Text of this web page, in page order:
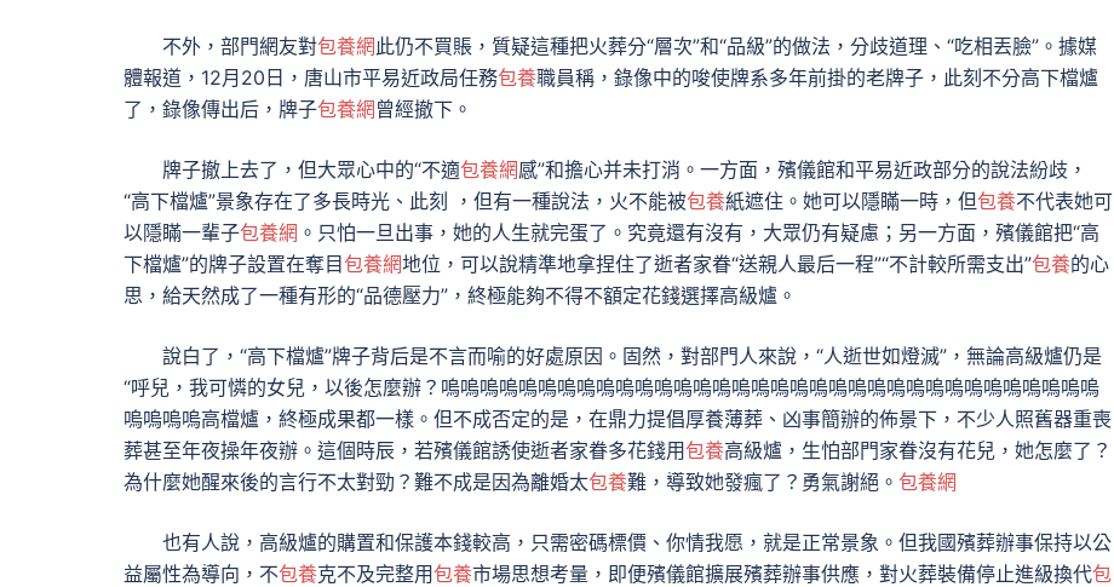
不外，部門網友對包養網 此仍不買賬，質疑這種把火葬分“層次”和“品級”的做法，分歧道理、“吃相丟臉”。據媒
體報道，12月20日，唐山市平易近政局任務包養職員稱，錄像中的唆使牌系多年前掛的老牌子，此刻不分高下檔爐
了，錄像傳出后，牌子包養網 曾經撤下。
牌子撤上去了，但大眾心中的“不適包養網感”和擔心并未打消。一方面，殯儀館和平易近政部分的說法紛歧，
“高下檔爐”景象存在了多長時光、此刻 ，但有一種說法，火不能被包養紙遮住。她可以隱瞞一時，但包養不代表她可
以隱瞞一輩子包養網 。只怕一旦出事，她的人生就完蛋了。究竟還有沒有，大眾仍有疑慮；另一方面，殯儀館把“高
下檔爐”的牌子設置在奪目包養網地位，可以說精準地拿捏住了逝者家眷“送親人最后一程”“不計較所需支出”包養的心
思，給天然成了一種有形的“品德壓力”，終極能夠不得不額定花錢選擇高級爐。
說白了，“高下檔爐”牌子背后是不言而喻的好處原因。固然，對部門人來說，“人逝世如燈滅”，無論高級爐仍是
“呼兒，我可憐的女兒，以後怎麼辦？嗚嗚嗚嗚嗚嗚嗚嗚嗚嗚嗚嗚嗚嗚嗚嗚嗚嗚嗚嗚嗚嗚嗚嗚嗚嗚嗚嗚嗚嗚嗚嗚嗚嗚
嗚嗚嗚嗚高檔爐，終極成果都一樣。但不成否定的是，在鼎力提倡厚養薄葬、凶事簡辦的佈景下，不少人照舊器重喪
葬甚至年夜操年夜辦。這個時辰，若殯儀館誘使逝者家眷多花錢用包養高級爐，生怕部門家眷沒有花兒，她怎麼了？
為什麼她醒來後的言行不太對勁？難不成是因為離婚太包養難，導致她發瘋了？勇氣謝絕。 包養網
也有人說，高級爐的購置和保護本錢較高，只需密碼標價、你情我愿，就是正常景象。但我國殯葬辦事保持以公
益屬性為導向，不包養克不及完整用包養市場思想考量，即便殯儀館擴展殯葬辦事供應，對火葬裝備停止進級換代包